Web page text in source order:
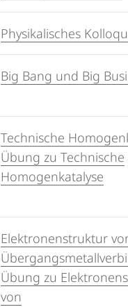
Physikalisches
Big Bang und Big
Technische
Übung zu Technische
Homogenkatalyse
Elektronenstruktur
Übung zu
von